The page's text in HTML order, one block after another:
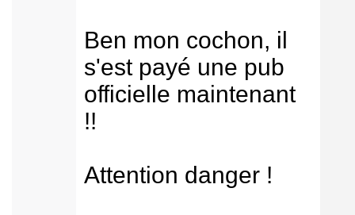
Ben mon cochon, il
s'est payé une pub
officielle maintenant
!!
Attention danger !